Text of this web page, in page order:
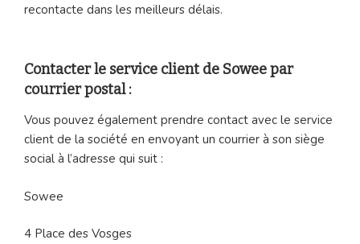
recontacte dans les meilleurs délais.
Contacter le service client de Sowee par
courrier postal :
Vous pouvez également prendre contact avec le service
client de la société en envoyant un courrier à son siège
social à l’adresse qui suit :
Sowee
4 Place des Vosges